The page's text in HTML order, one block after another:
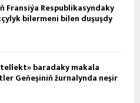
Fransiýa Respublikasyndaky
bilermeni bilen duşuşdy
baradaky makala
Geňeşiniň žurnalynda neşir